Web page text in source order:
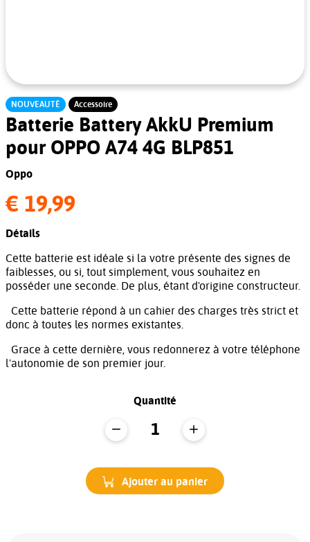
NOUVEAUTÉ Accessoire
Batterie Battery AkkU Premium
pour OPPO A74 4G BLP851
Oppo
€ 19,99
Détails
Cette batterie est idéale si la votre présente des signes de
faiblesses, ou si, tout simplement, vous souhaitez en
posséder une seconde. De plus, étant d'origine constructeur.
Cette batterie répond à un cahier des charges très strict et
donc à toutes les normes existantes.
Grace à cette dernière, vous redonnerez à votre téléphone
l'autonomie de son premier jour.
Quantité
Ajouter au panier